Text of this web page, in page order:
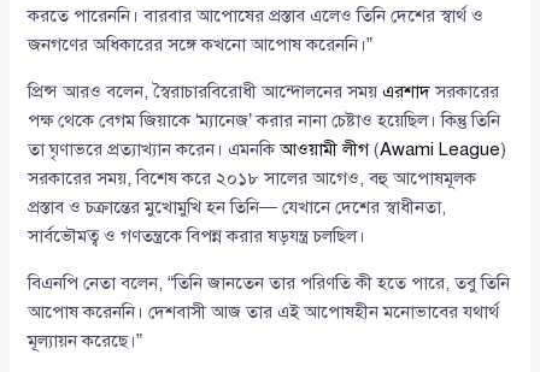
করতে পারেননি। বারবার আপোষের প্রস্তাব এলেও তিনি দেশের স্বার্থ ও
জনগণের অধিকারের সঙ্গে কখনো আপোষ করেননি।”
প্রিন্স আরও বলেন, স্বৈরাচারবিরোধী আন্দোলনের সময়এরশাদসরকারের
পক্ষ থেকে বেগম জিয়াকে ‘ম্যানেজ’ করার নানা চেষ্টাও হয়েছিল। কিন্তু তিনি
তা ঘৃণাভরে প্রত্যাখ্যান করেন। এমনকিআওয়ামী লীগ(Awami League)
সরকারের সময়, বিশেষ করে ২০১৮ সালের আগেও, বহু আপোষমূলক
প্রস্তাব ও চক্রান্তের মুখোমুখি হন তিনি— যেখানে দেশের স্বাধীনতা,
সার্বভৌমত্ব ও গণতন্ত্রকে বিপন্ন করার ষড়যন্ত্র চলছিল।
বিএনপি নেতা বলেন, “তিনি জানতেন তার পরিণতি কী হতে পারে, তবু তিনি
আপোষ করেননি। দেশবাসী আজ তার এই আপোষহীন মনোভাবের যথার্থ
মূল্যায়ন করেছে।”